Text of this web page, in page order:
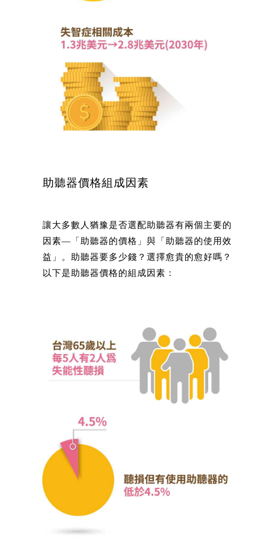
助聽器價格組成因素
讓大多數人猶豫是否選配助聽器有兩個主要的
因素—「助聽器的價格」與「助聽器的使用效
益」。助聽器要多少錢？選擇愈貴的愈好嗎？
以下是助聽器價格的組成因素：